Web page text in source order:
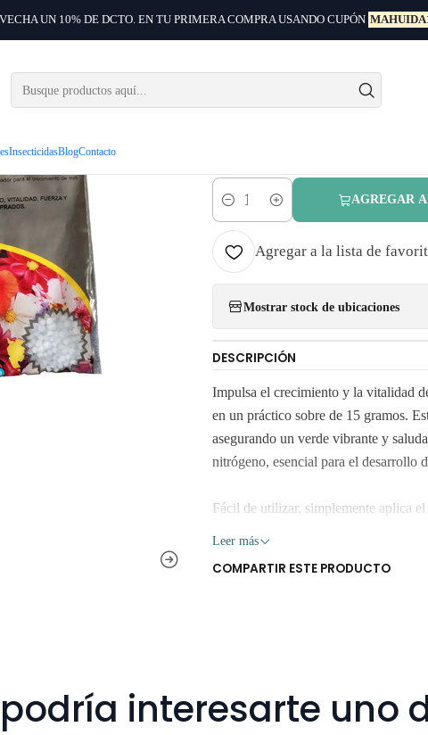
InsecticidasBlogContacto
UN 10% DE DCTO. EN TU PRIMERA COMPRA USANDO CUPÓN
Inicio Fertilizantes Urea Sobre 15 Gr Abono Fertilizante Estimulante
Urea Sobre
Cantidad
AGREGAR
Agregar a la lista de
Mostrar stock de ubicaciones
DESCRIPCIÓN
Impulsa el crecimiento y la vitalidad
en un práctico sobre de 15 gramos.
asegurando un verde vibrante y
nitrógeno, esencial para el desarrollo
Fácil de utilizar, simplemente aplica
mejorarán tu experiencia como
Despachos solo en la Región
Leer más
COMPARTIR ESTE PRODUCTO
interesarte uno